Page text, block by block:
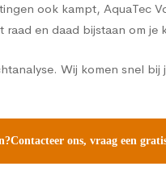
ook kampt, AquaTec
en daad bijstaan om
Wij komen snel
ons, vraag een